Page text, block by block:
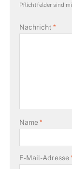
Pflichtfelder sind
Nachricht *
Name*
E-Mail-Adresse